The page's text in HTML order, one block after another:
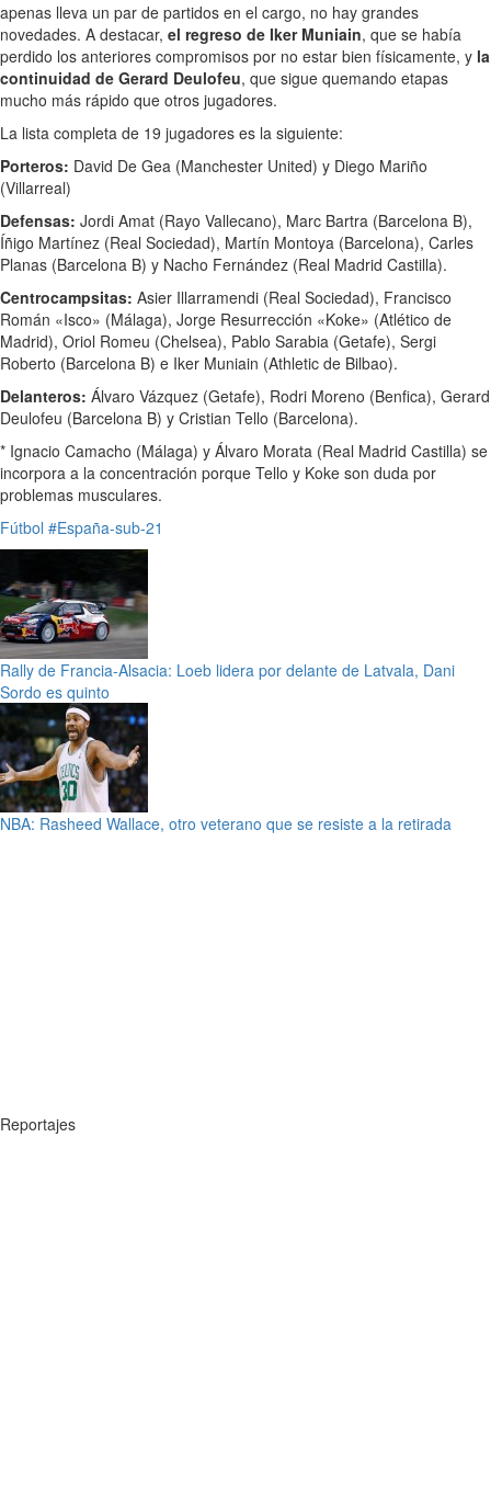
apenas lleva un par de partidos en el cargo, no hay grandes
novedades. A destacar, el regreso de Iker Muniain, que se había
perdido los anteriores compromisos por no estar bien físicamente, y la
continuidad de Gerard Deulofeu, que sigue quemando etapas
mucho más rápido que otros jugadores.
La lista completa de 19 jugadores es la siguiente:
Porteros: David De Gea (Manchester United) y Diego Mariño
(Villarreal)
Defensas: Jordi Amat (Rayo Vallecano), Marc Bartra (Barcelona B),
Íñigo Martínez (Real Sociedad), Martín Montoya (Barcelona), Carles
Planas (Barcelona B) y Nacho Fernández (Real Madrid Castilla).
Centrocampsitas: Asier Illarramendi (Real Sociedad), Francisco
Román «Isco» (Málaga), Jorge Resurrección «Koke» (Atlético de
Madrid), Oriol Romeu (Chelsea), Pablo Sarabia (Getafe), Sergi
Roberto (Barcelona B) e Iker Muniain (Athletic de Bilbao).
Delanteros: Álvaro Vázquez (Getafe), Rodri Moreno (Benfica), Gerard
Deulofeu (Barcelona B) y Cristian Tello (Barcelona).
* Ignacio Camacho (Málaga) y Álvaro Morata (Real Madrid Castilla) se
incorpora a la concentración porque Tello y Koke son duda por
problemas musculares.
Fútbol #España-sub-21
Rally de Francia-Alsacia: Loeb lidera por delante de Latvala, Dani
Sordo es quinto
NBA: Rasheed Wallace, otro veterano que se resiste a la retirada
Reportajes